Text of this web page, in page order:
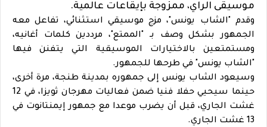
موسيقى الراي، ممزوجة بإيقاعات عالمية.
وقدم "الشاب يونس"، مزج موسيقي استثنائي، تفاعل معه
الجمهور بشكل وصف بـ "الممتع"، مرددين كلمات أغانيه،
ومستمتعين بالاختيارات الموسيقية التي يتفنن فيها
"الشاب يونس" في طرحها للجمهور.
وسيعود الشاب يونس إلى جمهوره بمدينة طنجة، مرة أخرى،
حينما سيحيي حفلا فنيا ضمن فعاليات مهرجان ثويزا، في 12
غشت الجاري، قبل أن يضرب موعدا مع جمهور إيمنتانوت في
13 غشت الجاري.